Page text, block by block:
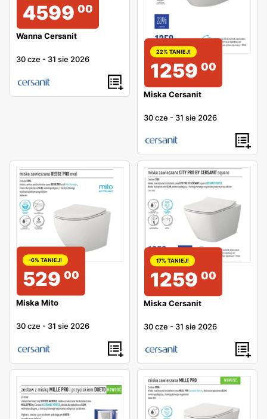
4599 00
Wanna Cersanit
30 cze - 31 sie 2026
22% TANIEJ!
1259 00
Miska Cersanit
30 cze - 31 sie 2026
-6% TANIEJ!
529 00
Miska Mito
30 cze - 31 sie 2026
17% TANIEJ!
1259 00
Miska Cersanit
30 cze - 31 sie 2026